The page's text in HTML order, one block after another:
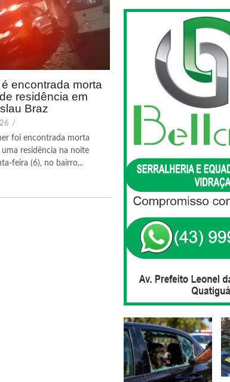
encontrada morta
residência em
Braz
/
foi encontrada morta
residência na noite
feira (6), no bairro...